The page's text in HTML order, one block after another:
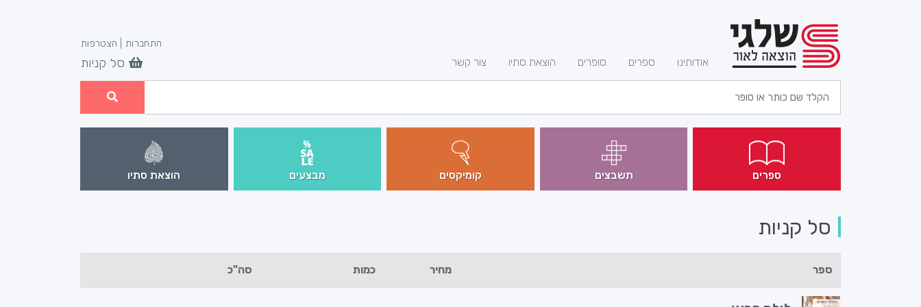
אודותינו ספרים סופרים הוצאת סתיו צור קשר
התחברות הצטרפות
סל קניות
ספרים תשבצים קומיקסים מבצעים הוצאת סתיו
סל קניות
ספר מחיר כמות סה"כ